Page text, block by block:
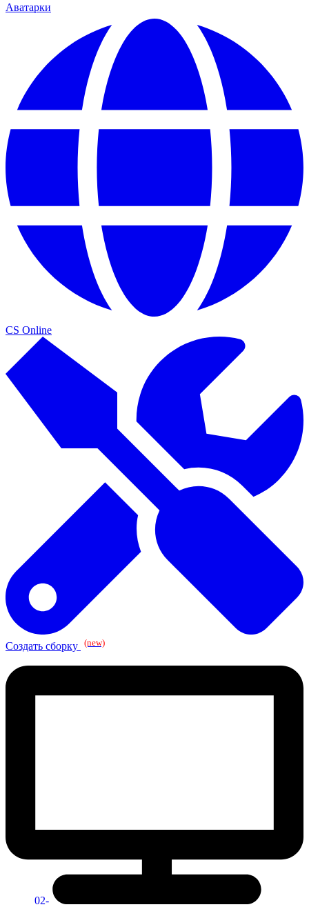
Аватарки
CS Online
Создать сборку (new)
02-